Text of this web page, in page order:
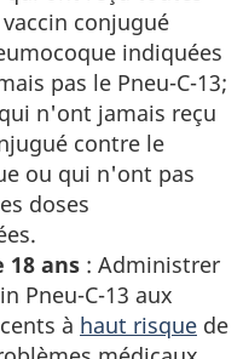
conjugué
indiquées
pas le Pneu-C-13;
n'ont jamais reçu
contre le
ou qui n'ont pas
doses
18 ans : Administrer
Pneu-C-13 aux
à haut risque de